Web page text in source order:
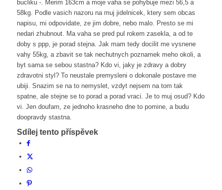
bucliku -. Merim 163cm a moje vaha se pohybuje mezi 56,5 a
58kg. Podle vasich nazoru na muj jidelnicek, ktery sem obcas
napisu, mi odpovidate, ze jim dobre, nebo malo. Presto se mi
nedari zhubnout. Ma vaha se pred pul rokem zasekla, a od te
doby s ppp, je porad stejna. Jak mam tedy docilit me vysnene
vahy 55kg, a zbavit se tak nechutnych poznamek meho okoli, a
byt sama se sebou stastna? Kdo vi, jaky je zdravy a dobry
zdravotni styl? To neustale premysleni o dokonale postave me
ubiji. Snazim se na to nemyslet, vzdyt nejsem na tom tak
spatne, ale stejne se to porad a porad vraci. Je to muj osud? Kdo
vi. Jen doufam, ze jednoho krasneho dne to pomine, a budu
doopravdy stastna.
Sdílej tento příspěvek